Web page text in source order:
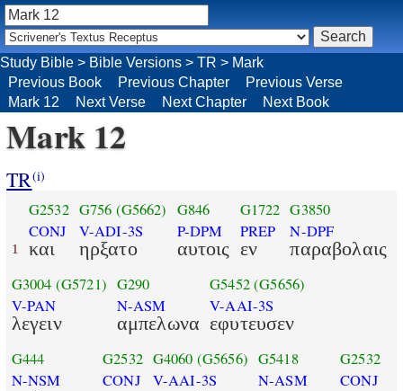
Study Bible > Bible Versions > TR > Mark
Previous Book
Previous Chapter
Previous Verse
Mark 12
Next Verse Next Chapter Next Book
Mark 12
TR(i)
1
G2532
CONJ
και
G756 (G5662)
V-ADI-3S
ηρξατο
G846
P-DPM
αυτοις
G1722
PREP
εν
G3850
N-DPF
παραβολαις
G3004 (G5721)
V-PAN
λεγειν
G290
N-ASM
αμπελωνα
G5452(G5656)
V-AAI-3S
εφυτευσεν
G444
N-NSM
G2532
CONJ
G4060 (G5656)
V-AAI-3S
G5418
N-ASM
G2532
CONJ